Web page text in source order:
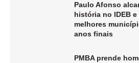
Paulo Afonso
história no IDEB
melhores
anos finais
PMBA prende